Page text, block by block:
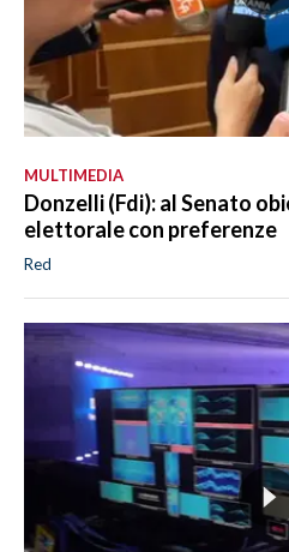
MULTIMEDIA
Donzelli (Fdi): al Senato
elettorale con preferenze
Red